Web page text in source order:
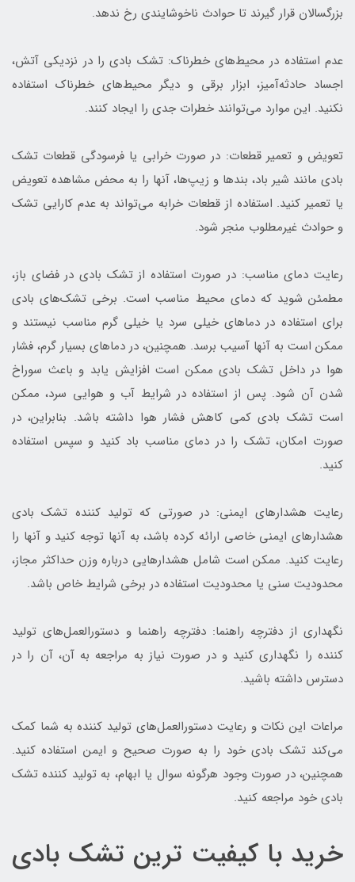
بزرگسالان قرار گیرند تا حوادث ناخوشایندی رخ ندهد.
عدم استفاده در محیط‌های خطرناک: تشک بادی را در نزدیکی آتش،
اجساد حادثه‌آمیز، ابزار برقی و دیگر محیط‌های خطرناک استفاده
نکنید. این موارد می‌توانند خطرات جدی را ایجاد کنند.
تعویض و تعمیر قطعات: در صورت خرابی یا فرسودگی قطعات تشک
بادی مانند شیر باد، بند‌ها و زیپ‌ها، آنها را به محض مشاهده تعویض
یا تعمیر کنید. استفاده از قطعات خرابه می‌تواند به عدم کارایی تشک
و حوادث غیرمطلوب منجر شود.
رعایت دمای مناسب: در صورت استفاده از تشک بادی در فضای باز،
مطمئن شوید که دمای محیط مناسب است. برخی تشک‌های بادی
برای استفاده در دماهای خیلی سرد یا خیلی گرم مناسب نیستند و
ممکن است به آنها آسیب برسد. همچنین، در دماهای بسیار گرم، فشار
هوا در داخل تشک بادی ممکن است افزایش یابد و باعث سوراخ
شدن آن شود. پس از استفاده در شرایط آب و هوایی سرد، ممکن
است تشک بادی کمی کاهش فشار هوا داشته باشد. بنابراین، در
صورت امکان، تشک را در دمای مناسب باد کنید و سپس استفاده
کنید.
رعایت هشدارهای ایمنی: در صورتی که تولید کننده تشک بادی
هشدارهای ایمنی خاصی ارائه کرده باشد، به آنها توجه کنید و آنها را
رعایت کنید. ممکن است شامل هشدارهایی درباره وزن حداکثر مجاز،
محدودیت سنی یا محدودیت استفاده در برخی شرایط خاص باشد.
نگهداری از دفترچه راهنما: دفترچه راهنما و دستورالعمل‌های تولید
کننده را نگهداری کنید و در صورت نیاز به مراجعه به آن، آن را در
دسترس داشته باشید.
مراعات این نکات و رعایت دستورالعمل‌های تولید کننده به شما کمک
می‌کند تشک بادی خود را به صورت صحیح و ایمن استفاده کنید.
همچنین، در صورت وجود هرگونه سوال یا ابهام، به تولید کننده تشک
بادی خود مراجعه کنید.
خرید با کیفیت ترین تشک بادی